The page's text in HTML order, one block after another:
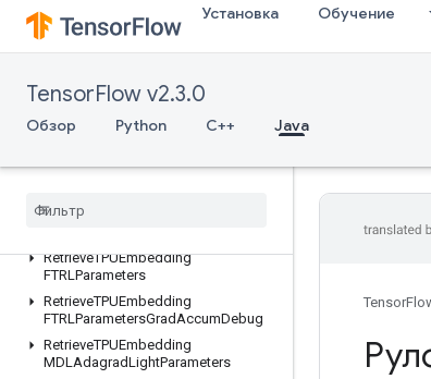
Установка Обучение
TensorFlow v2.3.0
Обзор Python C++ Java
ResourceStridedSliceAssign
RetrieveTPUEmbeddingADAMParameters
RetrieveTPUEmbeddingAdadeltaParameters
RetrieveTPUEmbeddingAdadeltaParametersGradAccumDebug
RetrieveTPUEmbeddingAdagrad
Retrieve
RetrieveTPUEmbedding
FTRLParameters
RetrieveTPUEmbedding
FTRLParametersGradAccumDebug
RetrieveTPUEmbedding
MDLAdagradLightParameters